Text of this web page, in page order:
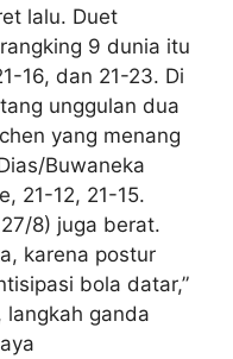
lalu. Duet
9 dunia itu
16, dan 21-23. Di
unggulan dua
yang menang
Buwaneka
21-12, 21-15.
8) juga berat.
karena postur
bola datar,”
langkah ganda